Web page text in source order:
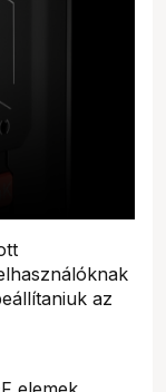
az